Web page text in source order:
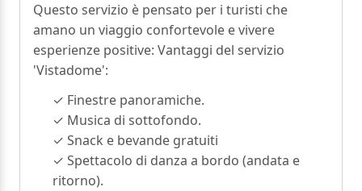
Questo servizio è pensato per i turisti che
amano un viaggio confortevole e vivere
esperienze positive: Vantaggi del servizio
'Vistadome':
✓ Finestre panoramiche.
✓ Musica di sottofondo.
✓ Snack e bevande gratuiti
✓ Spettacolo di danza a bordo (andata e
ritorno).